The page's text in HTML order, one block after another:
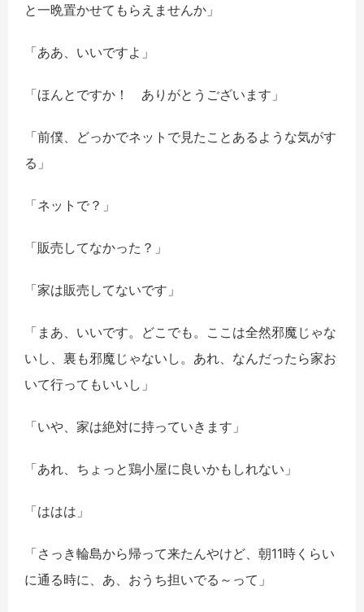
と一晩置かせてもらえませんか」
「ああ、いいですよ」
「ほんとですか！ ありがとうございます」
「前僕、どっかでネットで見たことあるような気がす
る」
「ネットで？」
「販売してなかった？」
「家は販売してないです」
「まあ、いいです。どこでも。ここは全然邪魔じゃな
いし、裏も邪魔じゃないし。あれ、なんだったら家お
いて行ってもいいし」
「いや、家は絶対に持っていきます」
「あれ、ちょっと鶏小屋に良いかもしれない」
「ははは」
「さっき輪島から帰って来たんやけど、朝11時くらい
に通る時に、あ、おうち担いでる～って」